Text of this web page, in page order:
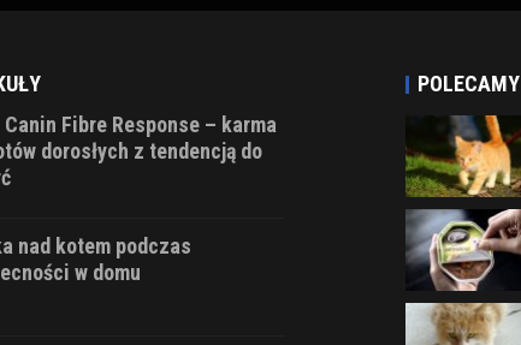
Canin Fibre Response – karma
dorosłych z tendencją do
nad kotem podczas
w domu
POLECAMY